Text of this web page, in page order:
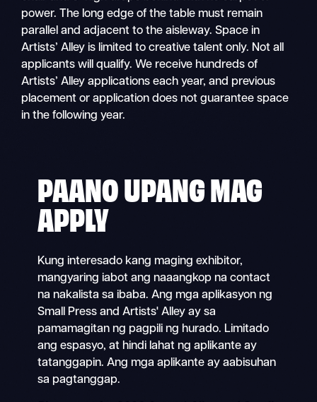
power. The long edge of the table must remain
parallel and adjacent to the aisleway. Space in
Artists’ Alley is limited to creative talent only. Not all
applicants will qualify. We receive hundreds of
Artists’ Alley applications each year, and previous
placement or application does not guarantee space
in the following year.
PAANO UPANG MAG
APPLY
Kung interesado kang maging exhibitor,
mangyaring iabot ang naaangkop na contact
na nakalista sa ibaba. Ang mga aplikasyon ng
Small Press and Artists' Alley ay sa
pamamagitan ng pagpili ng hurado. Limitado
ang espasyo, at hindi lahat ng aplikante ay
tatanggapin. Ang mga aplikante ay aabisuhan
sa pagtanggap.